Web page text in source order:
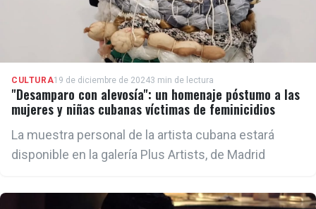
CULTURA19 de diciembre de 20243 min de lectura
"Desamparo con alevosía": un homenaje póstumo a las
mujeres y niñas cubanas víctimas de feminicidios
La muestra personal de la artista cubana estará
disponible en la galería Plus Artists, de Madrid